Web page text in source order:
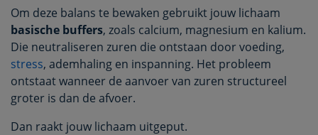
Om deze balans te bewaken gebruikt jouw lichaam
basische buffers, zoals calcium, magnesium en kalium.
Die neutraliseren zuren die ontstaan door voeding,
stress, ademhaling en inspanning. Het probleem
ontstaat wanneer de aanvoer van zuren structureel
groter is dan de afvoer.
Dan raakt jouw lichaam uitgeput.